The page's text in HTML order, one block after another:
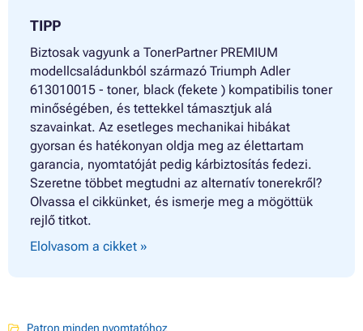
TIPP
Biztosak vagyunk a TonerPartner PREMIUM
modellcsaládunkból származó Triumph Adler
613010015 - toner, black (fekete ) kompatibilis toner
minőségében, és tettekkel támasztjuk alá
szavainkat. Az esetleges mechanikai hibákat
gyorsan és hatékonyan oldja meg az élettartam
garancia, nyomtatóját pedig kárbiztosítás fedezi.
Szeretne többet megtudni az alternatív tonerekről?
Olvassa el cikkünket, és ismerje meg a mögöttük
rejlő titkot.
Elolvasom a cikket »
Patron minden nyomtatóhoz